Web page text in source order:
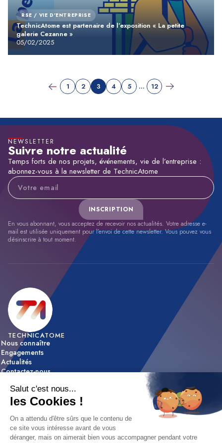
RSE / VIE D'ENTREPRISE
TechnicAtome est partenaire de l’exposition « La petite
galerie Cezanne »
05/02/2025
1 2 3 4 5 ... 12
NEWSLETTER
Suivre notre actualité
Temps forts de nos projets, événements, vie de l’entreprise :
abonnez-vous à la newsletter de TechnicAtome
Adresse e-mail
INSCRIPTION
En vous abonnant, vous acceptez de recevoir nos actualités. Votre adresse e-
mail est utilisée uniquement pour l’envoi de cette newsletter. Vous pouvez vous
désinscrire à tout moment.
TECHNICATOME
Nous connaître
Engagements
Actualités
Contactez-nous
Expertise & innovation
Réalisations
NOUS REJOINDRE
Nos métiers
Etapes de recrutement / FAQ